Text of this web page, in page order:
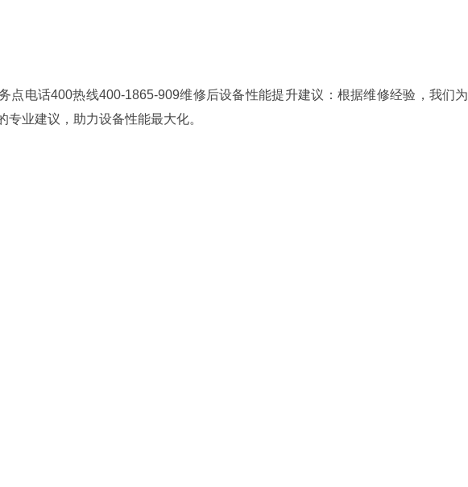
点电话400热线400-1865-909维修后设备性能提升建议：根据维修经验，我们为
专业建议，助力设备性能最大化。